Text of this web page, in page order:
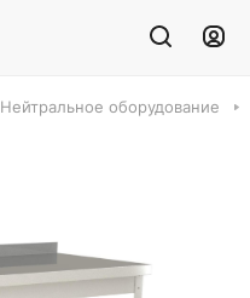
Нейтральное оборудование